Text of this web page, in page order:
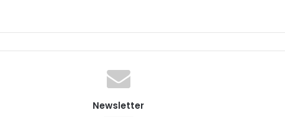
Newsletter